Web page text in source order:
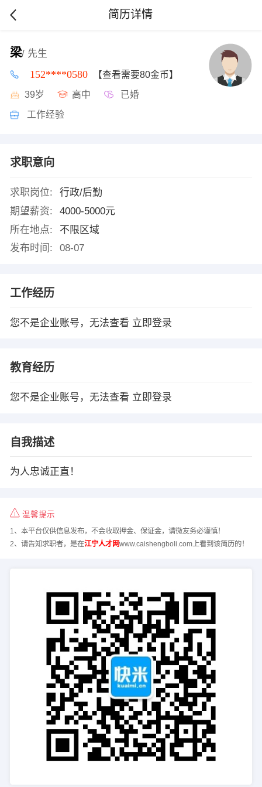
简历详情
梁/ 先生
152****0580 【查看需要80金币】
39岁 高中 已婚
工作经验
求职意向
求职岗位:
行政/后勤
期望薪资:
4000-5000元
所在地点:
不限区域
发布时间:
08-07
工作经历
您不是企业账号，无法查看 立即登录
教育经历
您不是企业账号，无法查看 立即登录
自我描述
为人忠诚正直！
温馨提示
1、本平台仅供信息发布，不会收取押金、保证金，请微友务必谨慎！
2、请告知求职者，是在江宁人才网www.caishengboli.com上看到该简历的！